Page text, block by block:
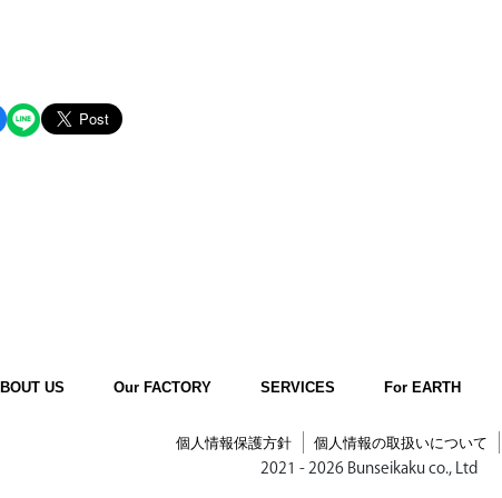
US Our FACTORY SERVICES For EARTH
個人情報保護方針 個人情報の取扱いについて
2021 - 2026 Bunseikaku co., Ltd